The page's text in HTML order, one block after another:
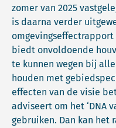
zomer van 2025
is daarna verder
biedt onvoldoende
te kunnen wegen bij
houden met
effecten van de visie
adviseert om het ‘DNA
gebruiken. Dan kan het